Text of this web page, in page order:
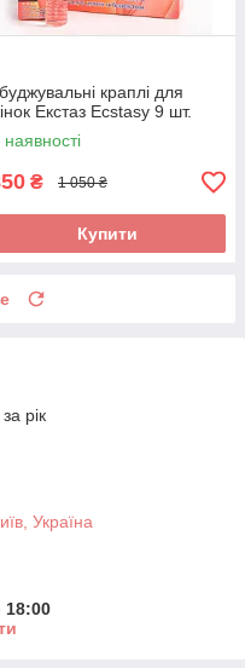
краплі для
Екстаз Ecstasy 9 шт.
наявності
₴ 1 050 ₴
Купити
рік
Україна
18:00